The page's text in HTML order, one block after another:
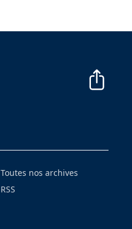
Toutes nos archives
RSS